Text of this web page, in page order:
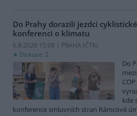
Do Prahy dorazili jezdci
konferenci o klimatu
6.8.2026 15:08 | PRAHA (ČTK)
Diskuse: 2
Do
kde
konference smluvních stran Rámcové